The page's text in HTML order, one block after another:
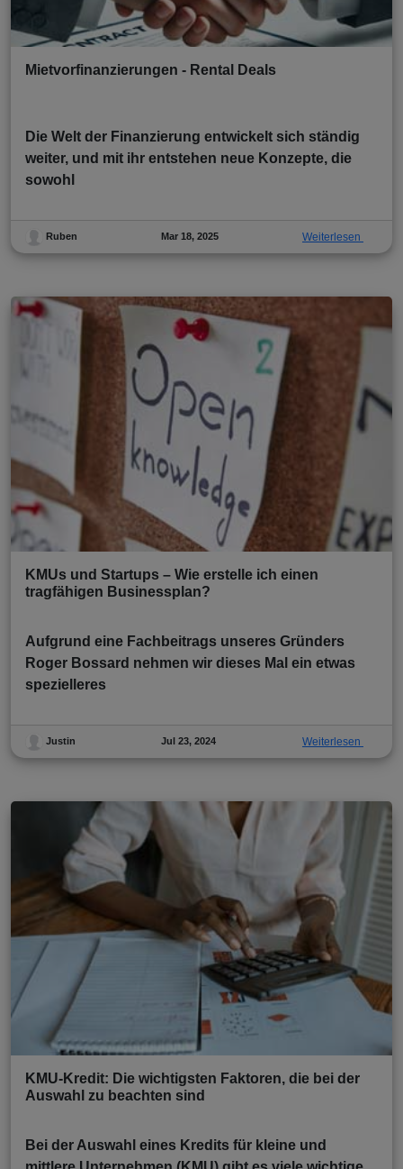
Mietvorfinanzierungen - Rental Deals
Die Welt der Finanzierung entwickelt sich ständig
weiter, und mit ihr entstehen neue Konzepte, die
sowohl
Ruben Mar 18, 2025 Weiterlesen
KMUs und Startups – Wie erstelle ich einen
tragfähigen Businessplan?
Aufgrund eine Fachbeitrags unseres Gründers
Roger Bossard nehmen wir dieses Mal ein etwas
spezielleres
Justin Jul 23, 2024 Weiterlesen
KMU-Kredit: Die wichtigsten Faktoren, die bei der
Auswahl zu beachten sind
Bei der Auswahl eines Kredits für kleine und